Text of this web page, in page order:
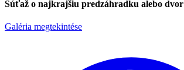
Súťaž o najkrajšiu predzáhradku alebo dvor
Galéria megtekintése